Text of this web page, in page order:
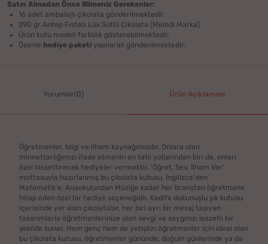
Satın Almadan Önce Bilmeniz Gerekenler:
16 adet ambalajlı çikolata gönderilmektedir.
290 gr Antep Fıstıklı Lüx Sütlü Çikolata (Melodi Marka)
Ürün kutu modeli farklılık gösterebilmektedir.
Özenle hediye paketi yapılarak gönderilmektedir.
Yorumlar(0) Ürün Açıklaması
Öğretmenler, bilgi ve ilham kaynağımızdır. Onlara olan
minnettarlığımızı ifade etmenin en tatlı yollarından biri de, onları
özel hissettirecek hediyeler vermektir. 'Öğret, Sev, İlham Ver'
mottosuyla hazırlanmış bu çikolata kutusu, İngilizce'den
Matematik'e, Anaokulundan Müziğe kadar her branştan öğretmene
hitap eden özel bir hediye seçeneğidir. Kadife dokunuşlu şık kutusu
içerisinde yer alan çikolatalar, her biri ayrı bir mesaj taşıyan
tasarımlarla öğretmenlerinize olan sevgi ve saygınızı lezzetli bir
şekilde sunar. Hem genç hem de yetişkin öğretmenler için ideal olan
bu çikolata kutusu, öğretmenler gününde, doğum günlerinde ya da